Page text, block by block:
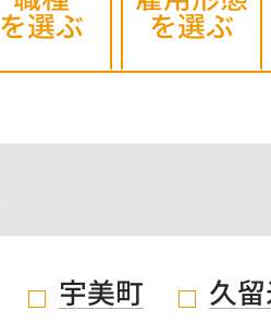
を選ぶ を選ぶ
宇美町
久